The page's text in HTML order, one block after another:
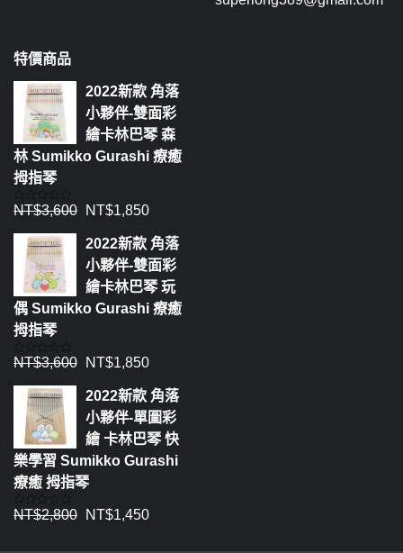
特價商品
2022新款 角落
小夥伴-雙面彩
繪卡林巴琴 森
林 Sumikko Gurashi 療癒
拇指琴
評
0
NT$3,600 NT$1,850
2022新款 角落
小夥伴-雙面彩
繪卡林巴琴 玩
偶 Sumikko Gurashi 療癒
拇指琴
評
0
NT$3,600 NT$1,850
2022新款 角落
小夥伴-單圖彩
繪 卡林巴琴 快
樂學習 Sumikko Gurashi
療癒 拇指琴
評
NT$2,800 NT$1,450